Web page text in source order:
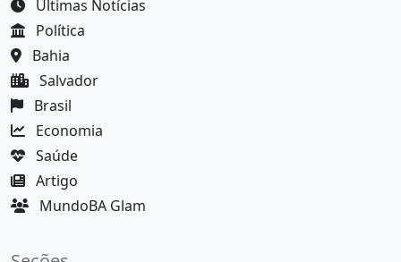
Últimas Notícias
Política
Bahia
Salvador
Brasil
Economia
Saúde
Artigo
MundoBA Glam